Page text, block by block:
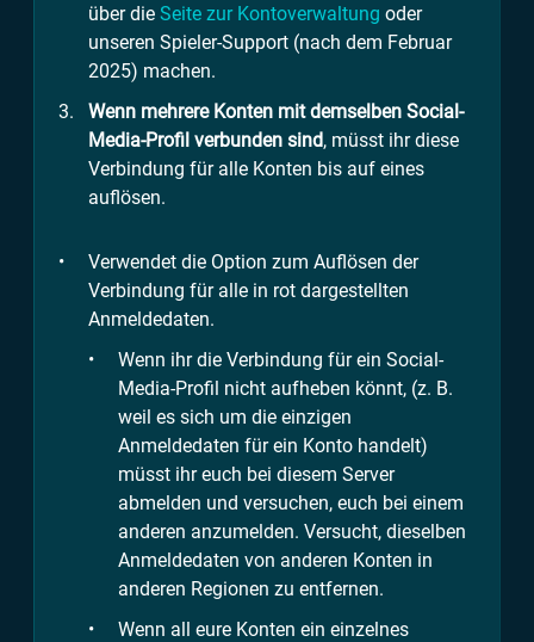
über die Seite zur Kontoverwaltung oder
unseren Spieler-Support (nach dem Februar
2025) machen.
Wenn mehrere Konten mit demselben Social-
Media-Profil verbunden sind, müsst ihr diese
Verbindung für alle Konten bis auf eines
auflösen.
Verwendet die Option zum Auflösen der
Verbindung für alle in rot dargestellten
Anmeldedaten.
Wenn ihr die Verbindung für ein Social-
Media-Profil nicht aufheben könnt, (z. B.
weil es sich um die einzigen
Anmeldedaten für ein Konto handelt)
müsst ihr euch bei diesem Server
abmelden und versuchen, euch bei einem
anderen anzumelden. Versucht, dieselben
Anmeldedaten von anderen Konten in
anderen Regionen zu entfernen.
Wenn all eure Konten ein einzelnes